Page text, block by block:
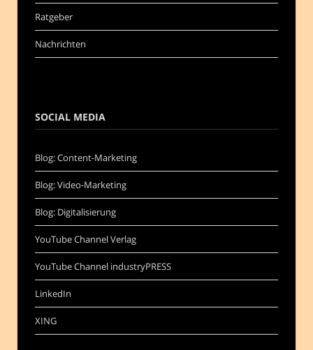
Ratgeber
Nachrichten
SOCIAL MEDIA
Blog: Content-Marketing
Blog: Video-Marketing
Blog: Digitalisierung
YouTube Channel Verlag
YouTube Channel industryPRESS
LinkedIn
XING